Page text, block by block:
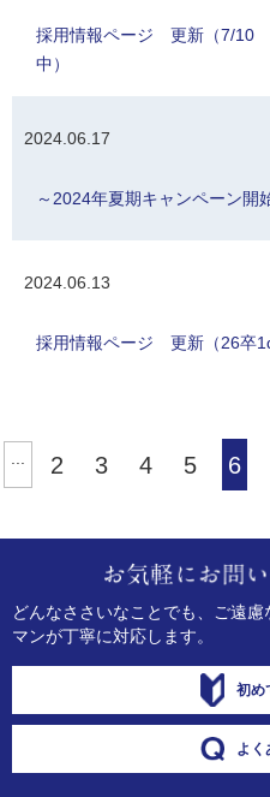
採用情報ページ 更新（7/10
中）
2024.06.17
～2024年夏期キャンペーン開
2024.06.13
採用情報ページ 更新（26卒
2 3 4 5 6
どんなささいなことでも、ご遠慮
マンが丁寧に対応します。
初め
よく